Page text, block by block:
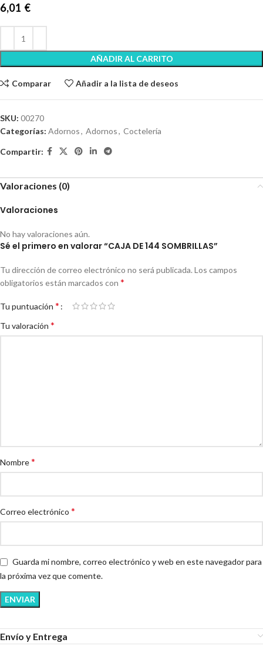
6,01 €
AÑADIR AL CARRITO
Comparar Añadir a la lista de deseos
SKU: 00270
Categorías: Adornos, Adornos, Coctelería
Compartir:
Valoraciones (0)
Valoraciones
No hay valoraciones aún.
Sé el primero en valorar “CAJA DE 144 SOMBRILLAS”
Tu dirección de correo electrónico no será publicada. Los campos
obligatorios están marcados con *
Tu puntuación *
Tu valoración *
Nombre*
Correo electrónico *
Guarda mi nombre, correo electrónico y web en este navegador para
la próxima vez que comente.
Envío y Entrega